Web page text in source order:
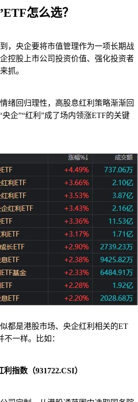
怎么选？
，央企要将市值管理作为一项长期战
控股上市公司投资价值、强化投资者
抓。
绪回归理性，高股息红利策略渐渐回
企”“红利”成了场内领涨ETF的关键
都是港股市场、央企红利相关的ET
一样。比如：
指数（931722.CSI）